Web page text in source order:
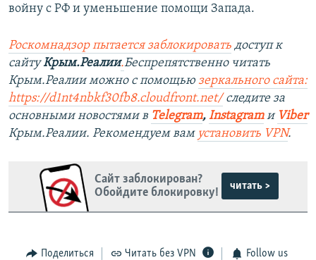
войну с РФ и уменьшение помощи Запада.
Роскомнадзор пытается заблокировать доступ к
сайтуКрым.Реалии.Беспрепятственно читать
Крым.Реалии можно с помощью зеркального сайта:
https://d1nt4nbkf30fb8.cloudfront.net/следите за
основными новостями в Telegram, Instagramи Viber
Крым.Реалии. Рекомендуем вам установить VPN.
Сайт заблокирован?
Обойдите блокировку!
читать >
Поделиться Читать без VPN Follow us